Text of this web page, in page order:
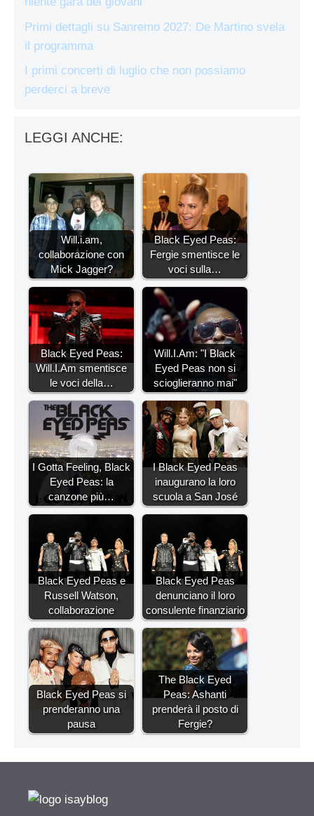
Primi dettagli su Sanremo 2027: De Martino svela
il programma
I primi concerti di luglio che non possiamo
perderci a breve
LEGGI ANCHE:
Will.i.am,
collaborazione con
Mick Jagger?
Black Eyed Peas:
Fergie smentisce le
voci sulla…
Black Eyed Peas:
Will.I.Am smentisce
le voci della…
Will.I.Am: "I Black
Eyed Peas non si
scioglieranno mai"
I Gotta Feeling, Black
Eyed Peas: la
canzone più…
I Black Eyed Peas
inaugurano la loro
scuola a San José
Black Eyed Peas e
Russell Watson,
collaborazione
Black Eyed Peas
denunciano il loro
consulente finanziario
Black Eyed Peas si
prenderanno una
pausa
The Black Eyed
Peas: Ashanti
prenderà il posto di
Fergie?